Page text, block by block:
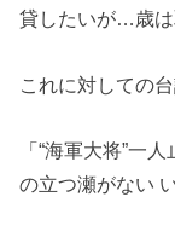
貸したいが…歳は
これに対しての台
「“海軍大将”一
の立つ瀬がない